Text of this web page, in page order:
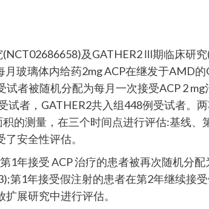
及GATHER2 Ⅲ期临床研
玻璃体内给药2mg ACP在继发于AMD
者被随机分配为每月一次接受ACP 2
试者，GATHER2共入组448例受试者。
的测量，在三个时间点进行评估:基线、
安全性评估。
1年接受 ACP 治疗的患者被再次随机分
第1年接受假注射的患者在第2年继续接受
展研究中进行评估。